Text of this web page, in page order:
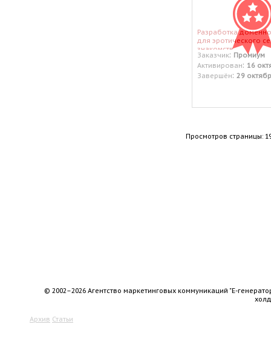
Разработка
для эротического
знакомств.
Заказчик: Промиум
Активирован: 16
Завершён: 29
Просмотров страницы:
© 2002–2026 Агентство маркетинговых коммуникаций "Е-
Архив Статьи